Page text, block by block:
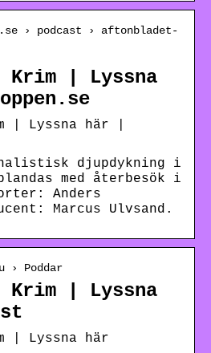
› podcast › aftonbladet-
Krim | Lyssna
| Lyssna här |
djupdykning i
med återbesök i
Anders
Marcus Ulvsand.
› Poddar
Krim | Lyssna
| Lyssna här